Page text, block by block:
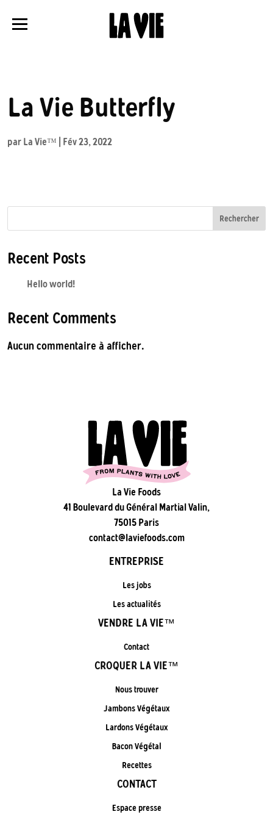
La Vie Butterfly
par La Vie™ Fév 23, 2022
Rechercher
Recent Posts
Hello world!
Recent Comments
Aucun commentaire à afficher.
La Vie Foods
41 Boulevard du Général Martial Valin,
75015 Paris
contact@laviefoods.com
ENTREPRISE
Les jobs
Les actualités
VENDRE LA VIE™
Contact
CROQUER LA VIE™
Nous trouver
Jambons Végétaux
Lardons Végétaux
Bacon Végétal
Recettes
CONTACT
Espace presse